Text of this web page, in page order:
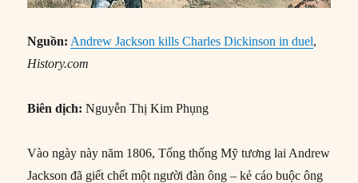
Nguồn: Andrew Jackson kills Charles Dickinson in duel,
History.com
Biên dịch: Nguyễn Thị Kim Phụng
Vào ngày này năm 1806, Tổng thống Mỹ tương lai Andrew
Jackson đã giết chết một người đàn ông – kẻ cáo buộc ông